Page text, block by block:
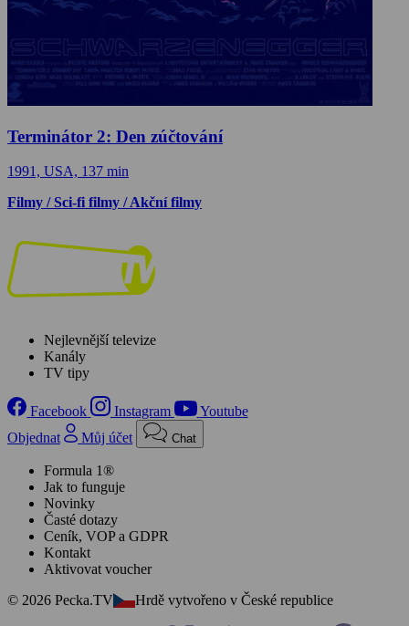
Terminátor 2: Den zúčtování
1991, USA, 137 min
Filmy / Sci-fi filmy / Akční filmy
Nejlevnější televize
Kanály
TV tipy
Facebook Instagram
Youtube
Objednat
Můj účet Chat
Formula 1®
Jak to funguje
Novinky
Časté dotazy
Ceník, VOP a GDPR
Kontakt
Aktivovat voucher
© 2026 Pecka.TV
Hrdě vytvořeno v České republice